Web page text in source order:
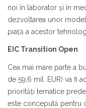
noi în laborator și în
dezvoltarea unor
piață a acestor
EIC Transition Open
Cea mai mare parte a
de 59,6 mil. EUR) va fi
priorități tematice
este concepută pentru